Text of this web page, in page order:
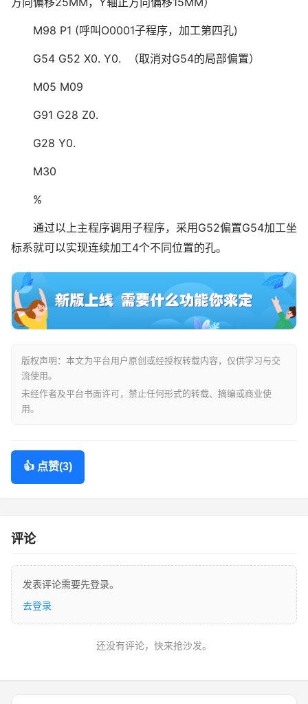
M98 P1 (呼叫O0001子程序，加工第四孔)
G54 G52 X0. Y0. （取消对G54的局部偏置）
M05 M09
G91 G28 Z0.
G28 Y0.
M30
%
通过以上主程序调用子程序，采用G52偏置G54加工坐
标系就可以实现连续加工4个不同位置的孔。
版权声明：本文为平台用户原创或经授权转载内容，仅供学习与交
流使用。
未经作者及平台书面许可，禁止任何形式的转载、摘编或商业使
用。
👍 点赞(3)
评论
发表评论需要先登录。
去登录
还没有评论，快来抢沙发。